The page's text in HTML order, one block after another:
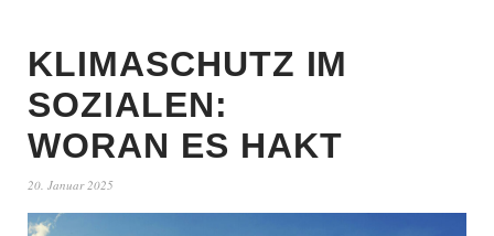
KLIMASCHUTZ IM
SOZIALEN:
WORAN ES HAKT
20. Januar 2025